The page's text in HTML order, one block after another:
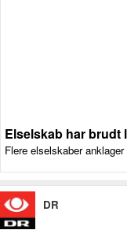
Elselskab har brudt
Flere elselskaber
DR